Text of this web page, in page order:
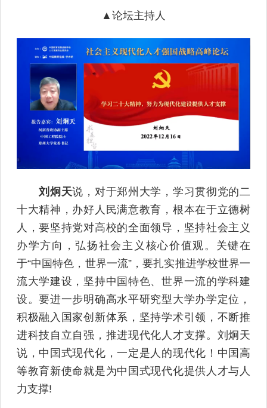
▲论坛主持人
刘炯天说，对于郑州大学，学习贯彻党的二
十大精神，办好人民满意教育，根本在于立德树
人，要坚持党对高校的全面领导，坚持社会主义
办学方向，弘扬社会主义核心价值观。关键在
于“中国特色，世界一流”，要扎实推进学校世界一
流大学建设，坚持中国特色、世界一流的学科建
设。要进一步明确高水平研究型大学办学定位，
积极融入国家创新体系，坚持学术引领，不断推
进科技自立自强，推进现代化人才支撑。刘炯天
说，中国式现代化，一定是人的现代化！中国高
等教育新使命就是为中国式现代化提供人才与人
力支撑!